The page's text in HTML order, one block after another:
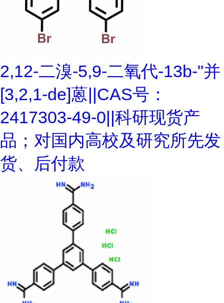
2,12-二溴-5,9-二氧代-13b-"并
[3,2,1-de]蒽||CAS号：
2417303-49-0||科研现货产
品；对国内高校及研究所先发
货、后付款